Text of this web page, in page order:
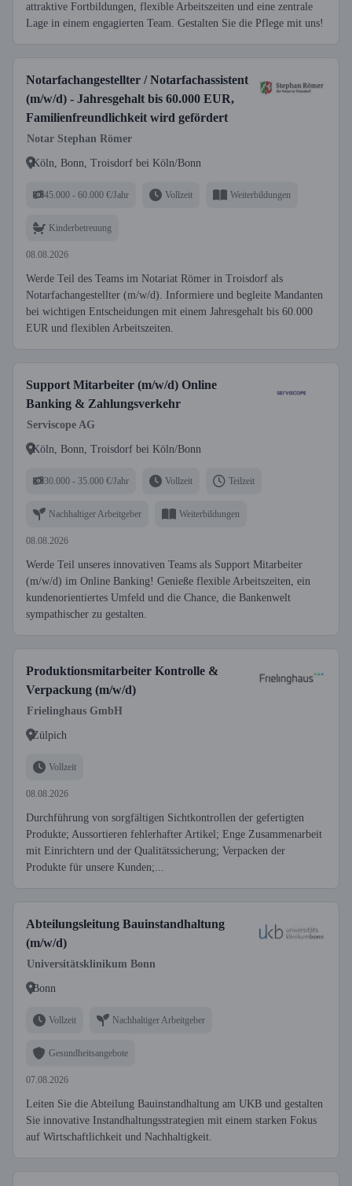
attraktive Fortbildungen, flexible Arbeitszeiten und eine zentrale
Lage in einem engagierten Team. Gestalten Sie die Pflege mit uns!
Notarfachangestellter / Notarfachassistent
(m/w/d) - Jahresgehalt bis 60.000 EUR,
Familienfreundlichkeit wird gefördert
Notar Stephan Römer
Köln, Bonn, Troisdorf bei Köln/Bonn
45.000 - 60.000 €/Jahr Vollzeit Weiterbildungen
Kinderbetreuung
08.08.2026
Werde Teil des Teams im Notariat Römer in Troisdorf als
Notarfachangestellter (m/w/d). Informiere und begleite Mandanten
bei wichtigen Entscheidungen mit einem Jahresgehalt bis 60.000
EUR und flexiblen Arbeitszeiten.
Support Mitarbeiter (m/w/d) Online
Banking & Zahlungsverkehr
Serviscope AG
Köln, Bonn, Troisdorf bei Köln/Bonn
30.000 - 35.000 €/Jahr Vollzeit Teilzeit
Nachhaltiger Arbeitgeber Weiterbildungen
08.08.2026
Werde Teil unseres innovativen Teams als Support Mitarbeiter
(m/w/d) im Online Banking! Genieße flexible Arbeitszeiten, ein
kundenorientiertes Umfeld und die Chance, die Bankenwelt
sympathischer zu gestalten.
Produktionsmitarbeiter Kontrolle &
Verpackung (m/w/d)
Frielinghaus GmbH
Zülpich
Vollzeit
08.08.2026
Durchführung von sorgfältigen Sichtkontrollen der gefertigten
Produkte; Aussortieren fehlerhafter Artikel; Enge Zusammenarbeit
mit Einrichtern und der Qualitätssicherung; Verpacken der
Produkte für unsere Kunden;...
Abteilungsleitung Bauinstandhaltung
(m/w/d)
Universitätsklinikum Bonn
Bonn
Vollzeit Nachhaltiger Arbeitgeber
Gesundheitsangebote
07.08.2026
Leiten Sie die Abteilung Bauinstandhaltung am UKB und gestalten
Sie innovative Instandhaltungsstrategien mit einem starken Fokus
auf Wirtschaftlichkeit und Nachhaltigkeit.